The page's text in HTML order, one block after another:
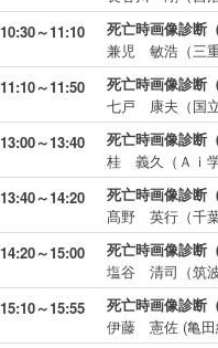
10:30～11:10
死亡時画像診断
兼児 敏浩（三
11:10～11:50
死亡時画像診断
七戸 康夫（国
13:00～13:40
死亡時画像診断
桂 義久（Ａｉ
13:40～14:20
死亡時画像診断
髙野 英行（千
14:20～15:00
死亡時画像診断
塩谷 清司（筑
15:10～15:55
死亡時画像診断
伊藤 憲佐 (亀